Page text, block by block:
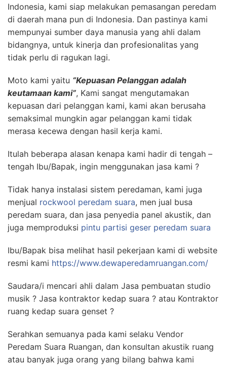
Indonesia, kami siap melakukan pemasangan peredam
di daerah mana pun di Indonesia. Dan pastinya kami
mempunyai sumber daya manusia yang ahli dalam
bidangnya, untuk kinerja dan profesionalitas yang
tidak perlu di ragukan lagi.
Moto kami yaitu “Kepuasan Pelanggan adalah
keutamaan kami”, Kami sangat mengutamakan
kepuasan dari pelanggan kami, kami akan berusaha
semaksimal mungkin agar pelanggan kami tidak
merasa kecewa dengan hasil kerja kami.
Itulah beberapa alasan kenapa kami hadir di tengah –
tengah Ibu/Bapak, ingin menggunakan jasa kami ?
Tidak hanya instalasi sistem peredaman, kami juga
menjual rockwool peredam suara, men jual busa
peredam suara, dan jasa penyedia panel akustik, dan
juga memproduksi pintu partisi geser peredam suara
Ibu/Bapak bisa melihat hasil pekerjaan kami di website
resmi kami https://www.dewaperedamruangan.com/
Saudara/i mencari ahli dalam Jasa pembuatan studio
musik ? Jasa kontraktor kedap suara ? atau Kontraktor
ruang kedap suara genset ?
Serahkan semuanya pada kami selaku Vendor
Peredam Suara Ruangan, dan konsultan akustik ruang
atau banyak juga orang yang bilang bahwa kami